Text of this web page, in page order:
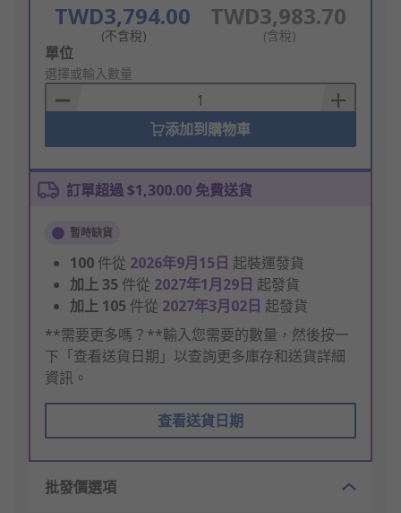
TWD3,794.00
(不含稅)
TWD3,983.70
(含稅)
Add
to
Basket
單位
選擇或輸入數量
添加到購物車
訂單超過 $1,300.00 免費送貨
暫時缺貨
100 件從 2026年9月15日 起裝運發貨
加上35 件從 2027年1月29日 起發貨
加上 105 件從 2027年3月02日 起發貨
**需要更多嗎？**輸入您需要的數量，然後按一
下「查看送貨日期」以查詢更多庫存和送貨詳細
資訊。
查看送貨日期
批發價選項